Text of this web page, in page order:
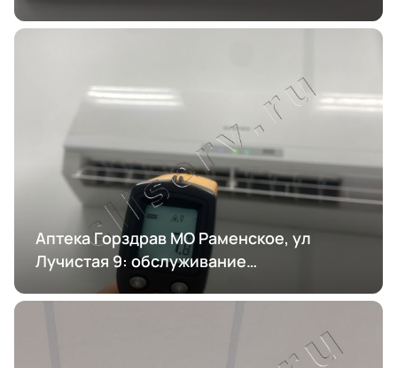
Аптека Горздрав МО Раменское, ул
Лучистая 9: обслуживание
кондиционирования